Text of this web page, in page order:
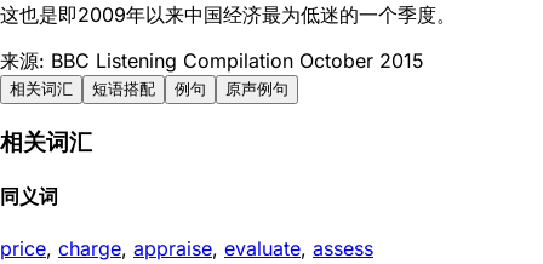
这也是即2009年以来中国经济最为低迷的一个季度。
来源: BBC Listening Compilation October 2015
相关词汇 短语搭配 例句 原声例句
相关词汇
同义词
price, charge, appraise, evaluate, assess